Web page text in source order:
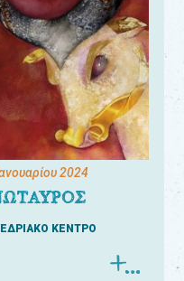
2024
ΚΕΝΤΡΟ